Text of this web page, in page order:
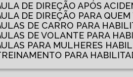
AULA DE DIREÇÃO APÓS
AULA DE DIREÇÃO PARA
AULAS DE CARRO PARA
AULAS DE VOLANTE PARA
AULAS PARA MULHERES
TREINAMENTO PARA